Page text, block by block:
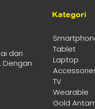
dari
Dengan
Kategori
Tablet
Laptop
TV
Wearable
Gold